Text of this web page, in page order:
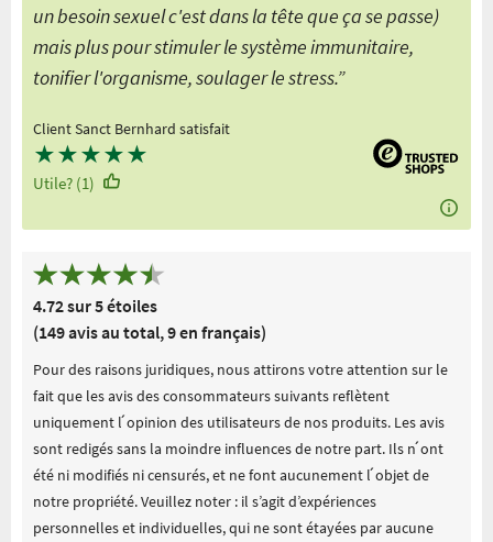
un besoin sexuel c'est dans la tête que ça se passe)
mais plus pour stimuler le système immunitaire,
tonifier l'organisme, soulager le stress.”
Client Sanct Bernhard satisfait
★★★★★
Utile? (1)
4.72 sur 5 étoiles
(149 avis au total, 9 en français)
Pour des raisons juridiques, nous attirons votre attention sur le
fait que les avis des consommateurs suivants reflètent
uniquement l ́opinion des utilisateurs de nos produits. Les avis
sont redigés sans la moindre influences de notre part. Ils n ́ont
été ni modifiés ni censurés, et ne font aucunement l ́objet de
notre propriété. Veuillez noter : il s’agit d’expériences
personnelles et individuelles, qui ne sont étayées par aucune